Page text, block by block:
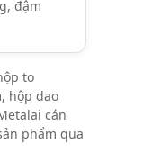
đậm
to
hộp dao
cán
phẩm qua